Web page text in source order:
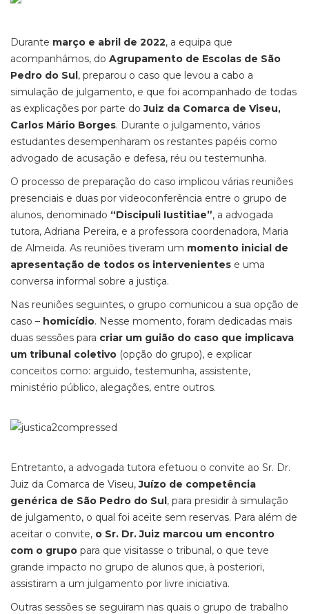
Durante março e abril de 2022, a equipa que
acompanhámos, do Agrupamento de Escolas de São
Pedro do Sul, preparou o caso que levou a cabo a
simulação de julgamento, e que foi acompanhado de todas
as explicações por parte doJuiz da Comarca de Viseu,
Carlos Mário Borges. Durante o julgamento, vários
estudantes desempenharam os restantes papéis como
advogado de acusação e defesa, réu ou testemunha.
O processo de preparação do caso implicou várias reuniões
presenciais e duas por videoconferência entre o grupo de
alunos, denominado “Discipuli Iustitiae”, a advogada
tutora, Adriana Pereira, e a professora coordenadora, Maria
de Almeida. As reuniões tiveram um momento inicial de
apresentação de todos os intervenientes e uma
conversa informal sobre a justiça.
Nas reuniões seguintes, o grupo comunicou a sua opção de
caso – homicídio. Nesse momento, foram dedicadas mais
duas sessões para criar um guião do caso que implicava
um tribunal coletivo (opção do grupo), e explicar
conceitos como: arguido, testemunha, assistente,
ministério público, alegações, entre outros.
Entretanto, a advogada tutora efetuou o convite ao Sr. Dr.
Juiz da Comarca de Viseu,Juízo de competência
genérica de São Pedro do Sul, para presidir à simulação
de julgamento, o qual foi aceite sem reservas. Para além de
aceitar o convite, o Sr. Dr. Juiz marcou um encontro
com o grupo para que visitasse o tribunal, o que teve
grande impacto no grupo de alunos que, à posteriori,
assistiram a um julgamento por livre iniciativa.
Outras sessões se seguiram nas quais o grupo de trabalho